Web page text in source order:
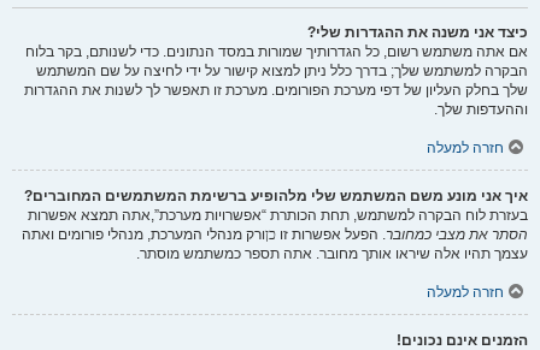
כיצד אני משנה את ההגדרות שלי?
אם אתה משתמש רשום, כל הגדרותיך שמורות במסד הנתונים. כדי לשנותם, בקר בלוח
הבקרה למשתמש שלך; בדרך כלל ניתן למצוא קישור על ידי לחיצה על שם המשתמש
שלך בחלק העליון של דפי מערכת הפורומים. מערכת זו תאפשר לך לשנות את ההגדרות
וההעדפות שלך.
חזרה למעלה
איך אני מונע משם המשתמש שלי מלהופיע ברשימת המשתמשים המחוברים?
בעזרת לוח הבקרה למשתמש, תחת הכותרת “אפשרויות מערכת”,אתה תמצא אפשרות
הסתר את מצבי כמחובר. הפעל אפשרות זו כןורק מנהלי המערכת, מנהלי פורומים ואתה
עצמך תהיו אלה שיראו אותך מחובר. אתה תספר כמשתמש מוסתר.
חזרה למעלה
הזמנים אינם נכונים!